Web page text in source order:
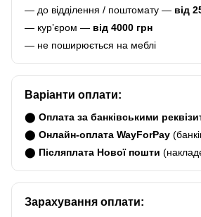
— до відділення / поштомату — від
— курʼєром — від 4000 грн
— не поширюється на меблі
Варіанти оплати:
⬤ Оплата за банківськими
⬤ Онлайн-оплата WayForPay
⬤ Післяплата Нової пошти
Зарахування оплати: